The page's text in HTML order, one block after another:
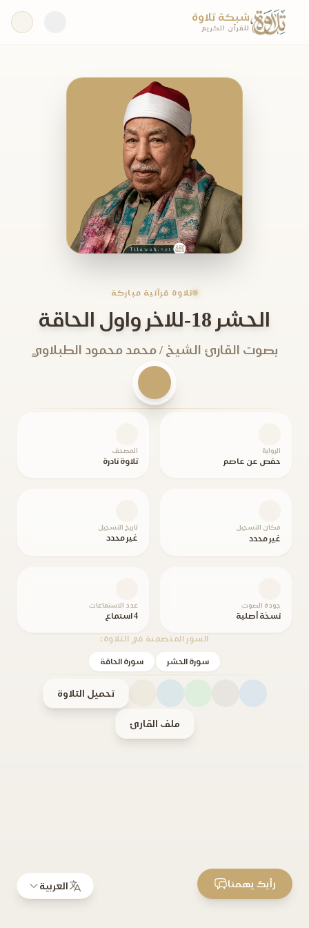
شبكة تلاوة
للقرآن الكريم
تلاوة قرآنية مباركة
الحشر 18-للاخر واول الحاقة
بصوت القارئ الشيخ / محمد محمود الطبلاوي
الرواية
حفص عن عاصم
المصحف
تلاوة نادرة
مكان التسجيل
غير محدد
تاريخ التسجيل
غير محدد
جودة الصوت
نسخة أصلية
عدد الاستماعات
4 استماع
السور المتضمنة في التلاوة:
سورة الحشر سورة الحاقة
تحميل التلاوة
ملف القارئ
العربية رأيك يهمنا